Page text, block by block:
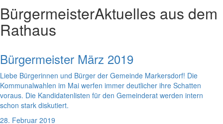
BürgermeisterAktuelles aus dem
Rathaus
Bürgermeister März 2019
Liebe Bürgerinnen und Bürger der Gemeinde Markersdorf! Die
Kommunalwahlen im Mai werfen immer deutlicher ihre Schatten
voraus. Die Kandidatenlisten für den Gemeinderat werden intern
schon stark diskutiert.
28. Februar 2019